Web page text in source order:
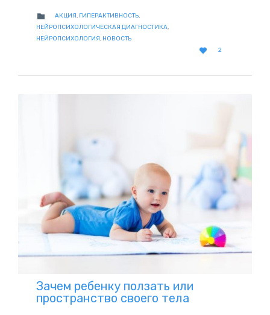
 CATEGORY
АКЦИЯ, ГИПЕРАКТИВНОСТЬ,
НЕЙРОПСИХОЛОГИЧЕСКАЯ ДИАГНОСТИКА,
НЕЙРОПСИХОЛОГИЯ, НОВОСТЬ

LOVE
2
Зачем ребенку ползать или
пространство своего тела